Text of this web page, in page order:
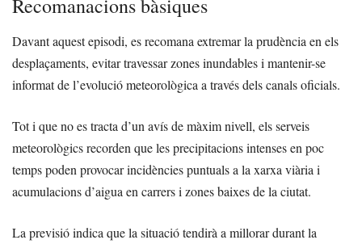
Recomanacions bàsiques
Davant aquest episodi, es recomana extremar la prudència en els
desplaçaments, evitar travessar zones inundables i mantenir-se
informat de l’evolució meteorològica a través dels canals oficials.
Tot i que no es tracta d’un avís de màxim nivell, els serveis
meteorològics recorden que les precipitacions intenses en poc
temps poden provocar incidències puntuals a la xarxa viària i
acumulacions d’aigua en carrers i zones baixes de la ciutat.
La previsió indica que la situació tendirà a millorar durant la